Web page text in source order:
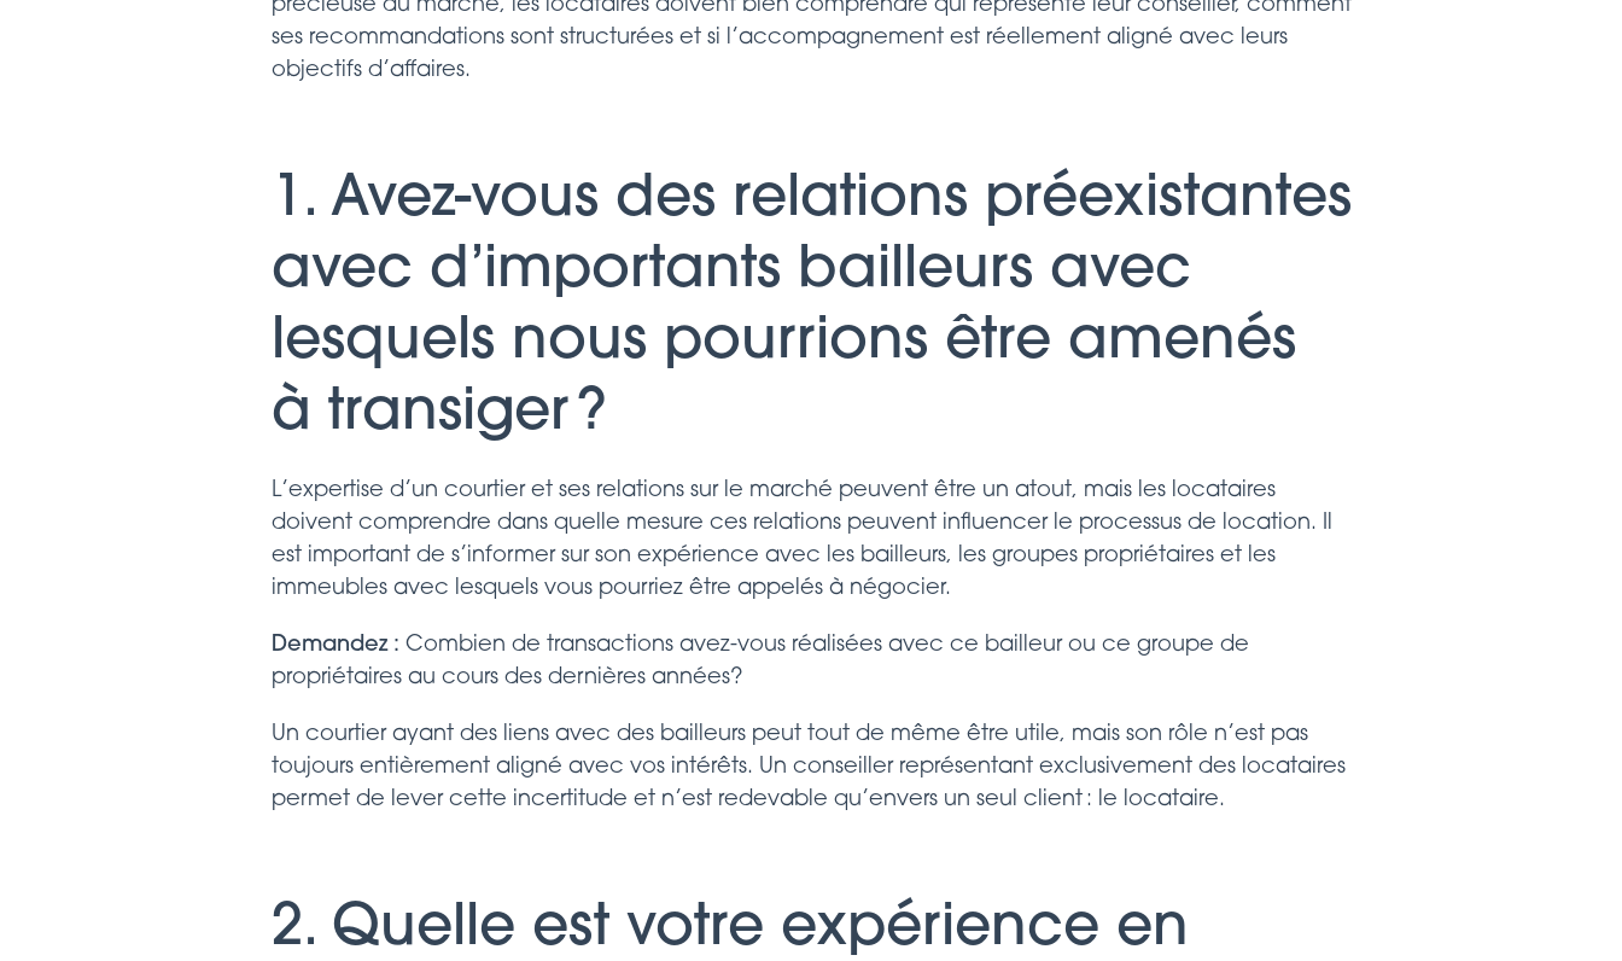
précieuse du marché, les locataires doivent bien comprendre qui représente leur conseiller, comment
ses recommandations sont structurées et si l’accompagnement est réellement aligné avec leurs
objectifs d’affaires.
1. Avez-vous des relations préexistantes
avec d’importants bailleurs avec
lesquels nous pourrions être amenés
à transiger ?
L’expertise d’un courtier et ses relations sur le marché peuvent être un atout, mais les locataires
doivent comprendre dans quelle mesure ces relations peuvent influencer le processus de location. Il
est important de s’informer sur son expérience avec les bailleurs, les groupes propriétaires et les
immeubles avec lesquels vous pourriez être appelés à négocier.
Demandez : Combien de transactions avez-vous réalisées avec ce bailleur ou ce groupe de
propriétaires au cours des dernières années?
Un courtier ayant des liens avec des bailleurs peut tout de même être utile, mais son rôle n’est pas
toujours entièrement aligné avec vos intérêts. Un conseiller représentant exclusivement des locataires
permet de lever cette incertitude et n’est redevable qu’envers un seul client : le locataire.
2. Quelle est votre expérience en